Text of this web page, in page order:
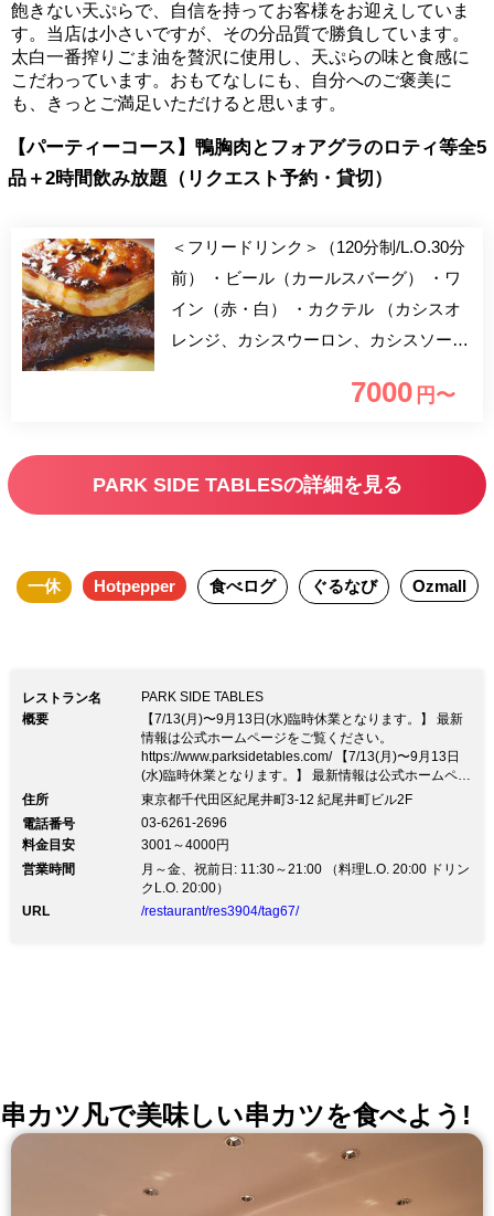
飽きない天ぷらで、自信を持ってお客様をお迎えしていま
す。当店は小さいですが、その分品質で勝負しています。
太白一番搾りごま油を贅沢に使用し、天ぷらの味と食感に
こだわっています。おもてなしにも、自分へのご褒美に
も、きっとご満足いただけると思います。
【パーティーコース】鴨胸肉とフォアグラのロティ等全5
品＋2時間飲み放題（リクエスト予約・貸切）
＜フリードリンク＞（120分制/L.O.30分
前） ・ビール（カールスバーグ） ・ワ
イン（赤・白） ・カクテル （カシスオ
レンジ、カシスウーロン、カシスソー
ウッカトニック、スクリュードライバ
ック、カンパリオレンジ、カンパリソー
ダ、スプモーニ、ピーチウーロン、ピー
トドリンク （オレンジジュース、グレ
す。 ※飲み放題の料金は当日のご参加
人数分とさせて頂きます。 ＜設備(貸切
の場合に限ります)＞ ● プロジェクター
● スクリーン ● DVD・ブルーレイプレー
ヤー ● マイク（ワイヤレス2 本） ● マイ
クスタンド（1 台） ● スピーチ台 ● 音響
設備 ● 照明設備 ● チェキ本体＆フィル
どりをしたカジュアルで美味しいものに
こだわり、お作りしております。開放的
うぞ。皆さまで是非ご利用くださいま
7000 円〜
PARK SIDE TABLESの詳細を見る
一休 Hotpepper 食べログ ぐるなび Ozmall
レストラン名
PARK SIDE TABLES
概要
【7/13(月)〜9月13日(水)臨時休業となります。】 最新
情報は公式ホームページをご覧ください。
https://www.parksidetables.com/ 【7/13(月)〜9月13日
(水)臨時休業となります。】 最新情報は公式ホームペー
ジをご覧ください。 https://www.parksidetables.com/大
ュで心地のよい「PARK SIDE TABLES」 自然光溢れる
開放的空間は、窓から緑豊かに都会の喧騒を忘れる時間
を創りだします。 お店の工夫を凝らしたデザイン、清
潔感はお客様を大事に思う気持ちの表れ。 夜はぐっと
明かりを落としたプライベートな空間に。 企業様のパ
住所
東京都千代田区紀尾井町3-12 紀尾井町ビル2F
電話番号
03-6261-2696
料金目安
3001～4000円
営業時間
月～金、祝前日: 11:30～21:00 （料理L.O. 20:00 ドリン
クL.O. 20:00）
URL
/restaurant/res3904/tag67/
串カツ凡で美味しい串カツを食べよう!